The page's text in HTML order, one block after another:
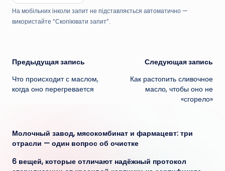
На мобільних інколи запит не підставляється автоматично —
використайте “Скопіювати запит”.
Навигация
записи
Предыдущая запись
Что происходит с маслом,
когда оно перегревается
Следующая запись
Как растопить сливочное
масло, чтобы оно не
«сгорело»
Молочный завод, мясокомбинат и фармацевт: три
отрасли — один вопрос об очистке
6 вещей, которые отличают надёжный протокол